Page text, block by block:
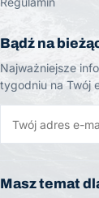
Bądź na
Najważniejsze
tygodniu na Twój
Masz temat